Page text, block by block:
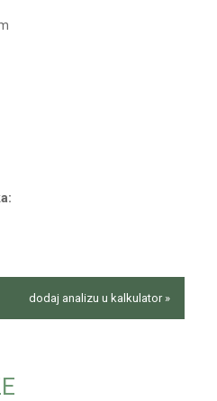
dodaj analizu u kalkulator »